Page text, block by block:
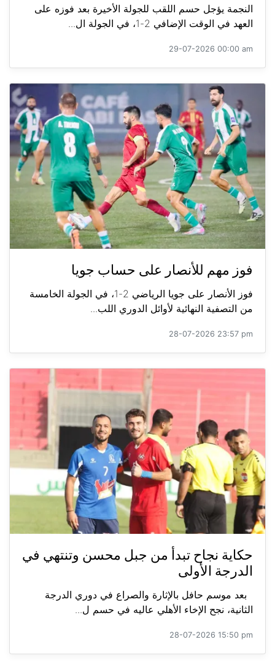
النجمة يؤجل حسم اللقب للجولة الأخيرة بعد فوزه على
العهد في الوقت الإضافي 2-1، في الجولة ال...
29-07-2026 00:00 am
فوز مهم للأنصار على حساب جويا
فوز الأنصار على جويا الرياضي 2-1، في الجولة الخامسة
من التصفية النهائية لأوائل الدوري اللب...
28-07-2026 23:57 pm
حكاية نجاح تبدأ من جبل محسن وتنتهي في
الدرجة الأولى
بعد موسم حافل بالإثارة والصراع في دوري الدرجة
الثانية، نجح الإخاء الأهلي عاليه في حسم ل...
28-07-2026 15:50 pm